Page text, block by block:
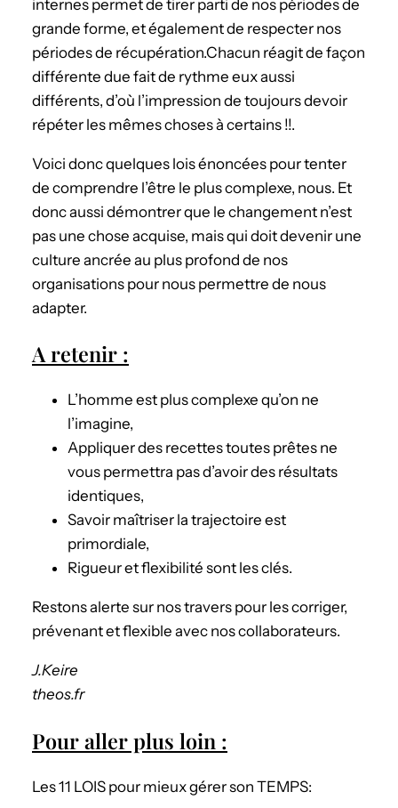
internes permet de tirer parti de nos périodes de
grande forme, et également de respecter nos
périodes de récupération.Chacun réagit de façon
différente due fait de rythme eux aussi
différents, d’où l’impression de toujours devoir
répéter les mêmes choses à certains !!.
Voici donc quelques lois énoncées pour tenter
de comprendre l’être le plus complexe, nous. Et
donc aussi démontrer que le changement n’est
pas une chose acquise, mais qui doit devenir une
culture ancrée au plus profond de nos
organisations pour nous permettre de nous
adapter.
A retenir :
L’homme est plus complexe qu’on ne
l’imagine,
Appliquer des recettes toutes prêtes ne
vous permettra pas d’avoir des résultats
identiques,
Savoir maîtriser la trajectoire est
primordiale,
Rigueur et flexibilité sont les clés.
Restons alerte sur nos travers pour les corriger,
prévenant et flexible avec nos collaborateurs.
J.Keire
theos.fr
Pour aller plus loin :
Les 11 LOIS pour mieux gérer son TEMPS: